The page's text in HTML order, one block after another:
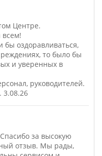
Центре.
всем!
оздоравливаться,
то было бы
и уверенных в
руководителей.
3.08.26
за высокую
отзыв. Мы рады,